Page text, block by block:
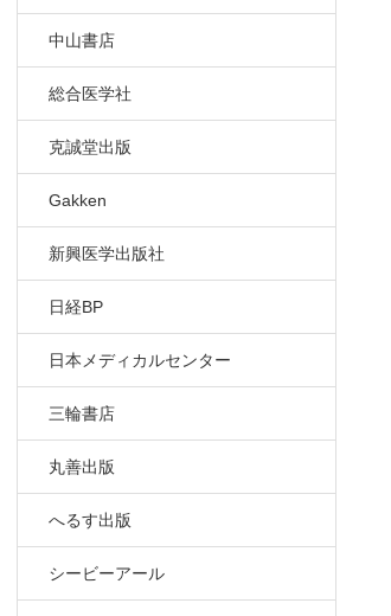
中山書店
総合医学社
克誠堂出版
Gakken
新興医学出版社
日経BP
日本メディカルセンター
三輪書店
丸善出版
へるす出版
シービーアール